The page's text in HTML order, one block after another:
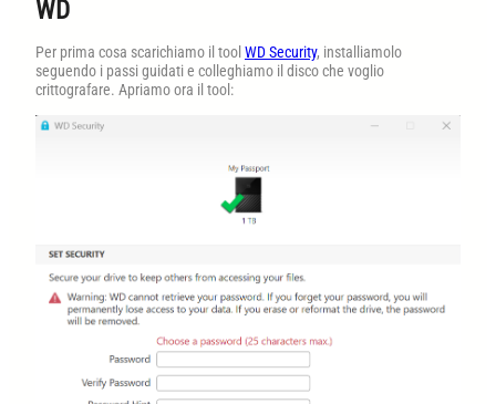
WD
Per prima cosa scarichiamo il tool WD Security, installiamolo
seguendo i passi guidati e colleghiamo il disco che voglio
crittografare. Apriamo ora il tool: